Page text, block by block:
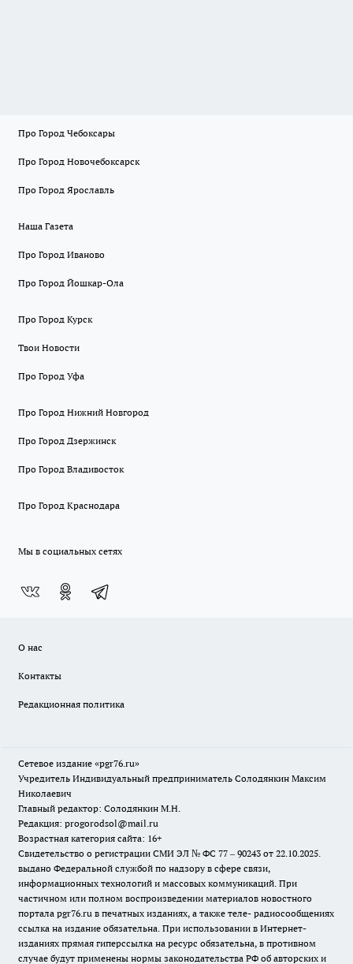
Про Город Чебоксары
Про Город Новочебоксарск
Про Город Ярославль
Наша Газета
Про Город Иваново
Про Город Йошкар-Ола
Про Город Курск
Твои Новости
Про Город Уфа
Про Город Нижний Новгород
Про Город Дзержинск
Про Город Владивосток
Про Город Краснодара
Мы в социальных сетях
О нас
Контакты
Редакционная политика
Сетевое издание «pgr76.ru»
Учредитель Индивидуальный предприниматель Солодянкин Максим
Николаевич
Главный редактор: Солодянкин М.Н.
Редакция: progorodsol@mail.ru
Возрастная категория сайта: 16+
Свидетельство о регистрации СМИ ЭЛ № ФС 77 – 90243 от 22.10.2025.
выдано Федеральной службой по надзору в сфере связи,
информационных технологий и массовых коммуникаций. При
частичном или полном воспроизведении материалов новостного
портала pgr76.ru в печатных изданиях, а также теле- радиосообщениях
ссылка на издание обязательна. При использовании в Интернет-
изданиях прямая гиперссылка на ресурс обязательна, в противном
случае будут применены нормы законодательства РФ об авторских и